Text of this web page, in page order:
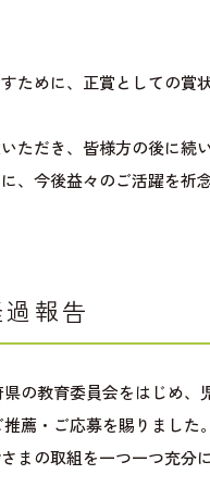
ために、正賞としての賞
ただき、皆様方の後に続
、今後益々のご活躍を祈
報告
の教育委員会をはじめ、
薦・ご応募を賜りました。
まの取組を一つ一つ充分